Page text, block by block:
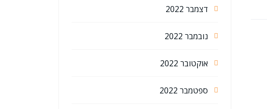
דצמבר 2022
נובמבר 2022
אוקטובר 2022
ספטמבר 2022